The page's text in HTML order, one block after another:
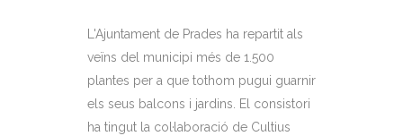
L'Ajuntament de Prades ha repartit als
veïns del municipi més de 1.500
plantes per a que tothom pugui guarnir
els seus balcons i jardins. El consistori
ha tingut la col·laboració de Cultius